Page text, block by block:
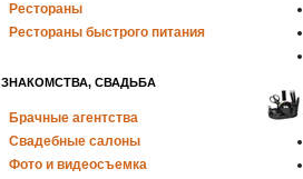
Рестораны
Рестораны быстрого питания
ЗНАКОМСТВА, СВАДЬБА
Брачные агентства
Свадебные салоны
Фото и видеосъемка